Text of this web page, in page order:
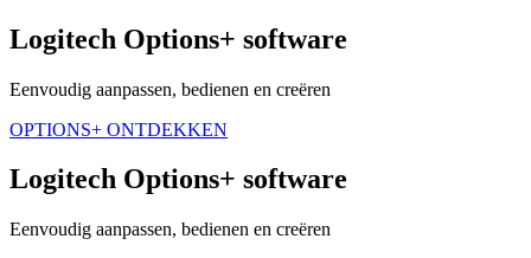
Logitech Options+ software
Eenvoudig aanpassen, bedienen en creëren
OPTIONS+ ONTDEKKEN
Logitech Options+ software
Eenvoudig aanpassen, bedienen en creëren